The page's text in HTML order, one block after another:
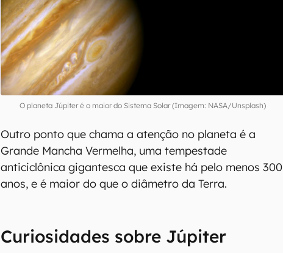
O planeta Júpiter é o maior do Sistema Solar (Imagem: NASA/Unsplash)
Outro ponto que chama a atenção no planeta é a
Grande Mancha Vermelha, uma tempestade
anticiclônica gigantesca que existe há pelo menos 300
anos, e é maior do que o diâmetro da Terra.
Curiosidades sobre Júpiter